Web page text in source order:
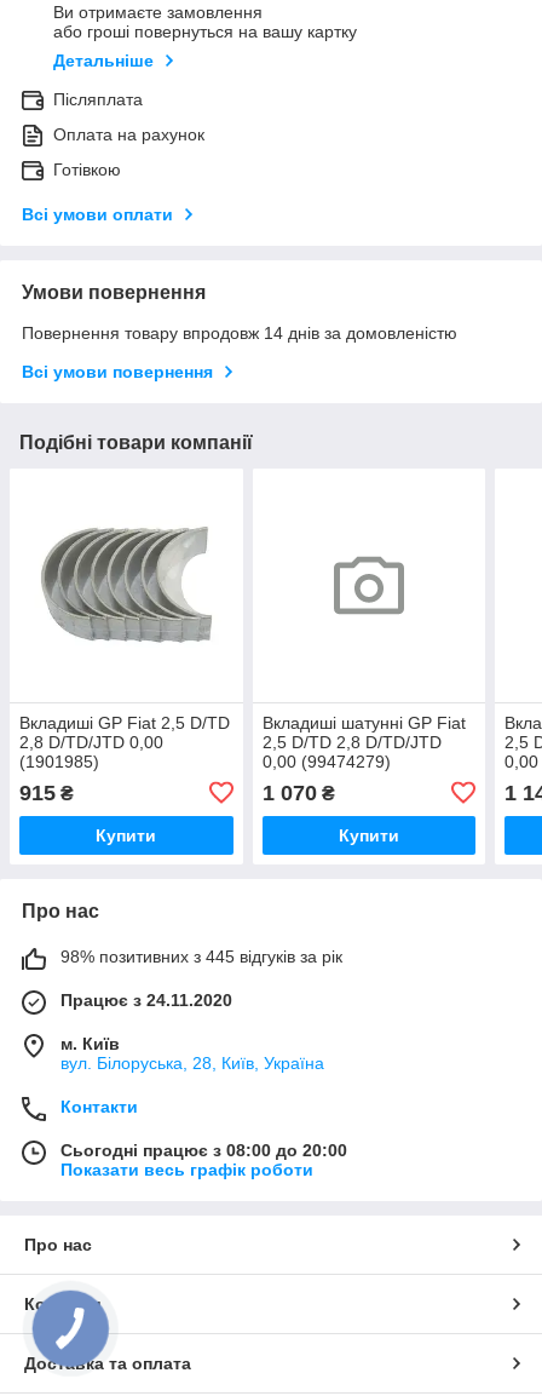
Ви отримаєте замовлення
або гроші повернуться на вашу картку
Детальніше
Післяплата
Оплата на рахунок
Готівкою
Всі умови оплати
Умови повернення
Повернення товару впродовж 14 днів за домовленістю
Всі умови повернення
Подібні товари компанії
Вкладиші GP Fiat 2,5 D/TD
2,8 D/TD/JTD 0,00
(1901985)
915 ₴
Купити
Вкладиші шатунні GP Fiat
2,5 D/TD 2,8 D/TD/JTD
0,00 (99474279)
1 070₴
Купити
2,5
1
Про нас
98% позитивних з 445 відгуків за рік
Працює з 24.11.2020
м. Київ
вул. Білоруська, 28, Київ, Україна
Контакти
Сьогодні працює з 08:00 до 20:00
Показати весь графік роботи
Про нас
Контакти
Доставка та оплата